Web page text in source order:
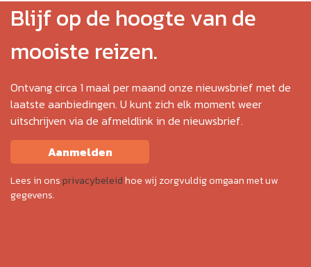
Blijf op de hoogte van de
mooiste reizen.
Ontvang circa 1 maal per maand onze nieuwsbrief met de
laatste aanbiedingen. U kunt zich elk moment weer
uitschrijven via de afmeldlink in de nieuwsbrief.
Aanmelden
Lees in onsprivacybeleidhoe wij zorgvuldig omgaan met uw
gegevens.